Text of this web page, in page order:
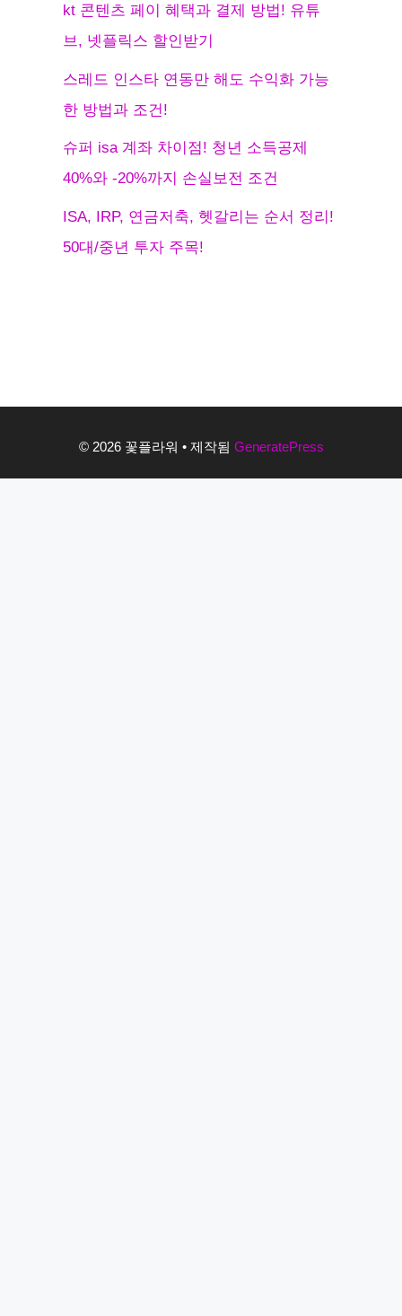
kt 콘텐츠 페이 혜택과 결제 방법! 유튜
브, 넷플릭스 할인받기
스레드 인스타 연동만 해도 수익화 가능
한 방법과 조건!
슈퍼 isa 계좌 차이점! 청년 소득공제
40%와 -20%까지 손실보전 조건
ISA, IRP, 연금저축, 헷갈리는 순서 정리!
50대/중년 투자 주목!
© 2026 꽃플라워 • 제작됨 GeneratePress